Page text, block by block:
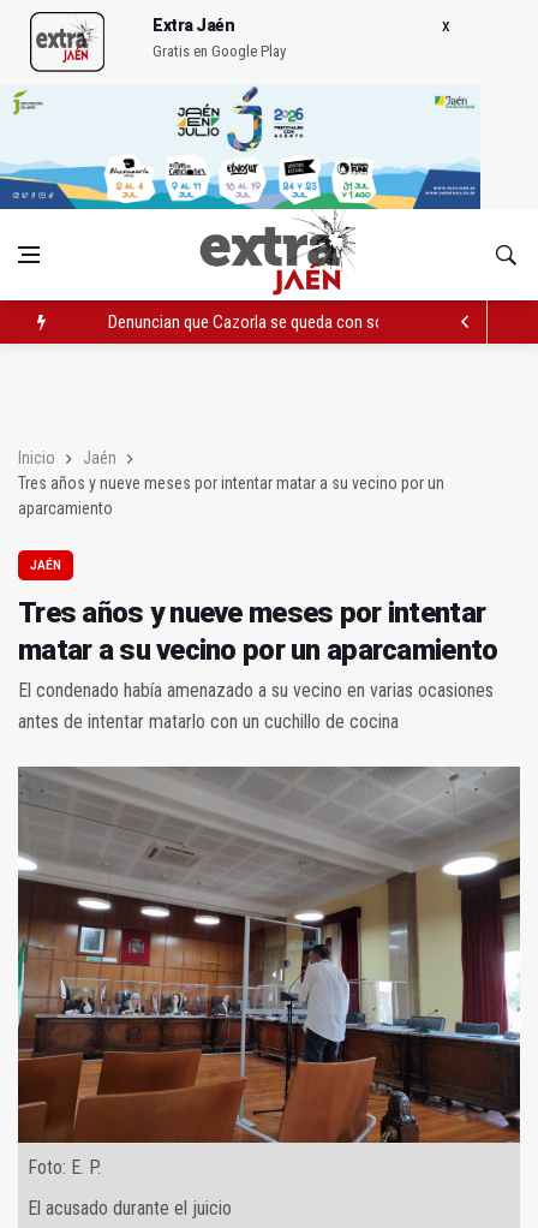
Extra Jaén
Gratis en Google Play
Denuncian que Cazorla se queda con solo dos bomberos por
Inicio
Jaén
Tres años y nueve meses por intentar matar a su vecino por un
aparcamiento
JAÉN
Tres años y nueve meses por intentar
matar a su vecino por un aparcamiento
El condenado había amenazado a su vecino en varias ocasiones
antes de intentar matarlo con un cuchillo de cocina
Foto: E. P.
El acusado durante el juicio